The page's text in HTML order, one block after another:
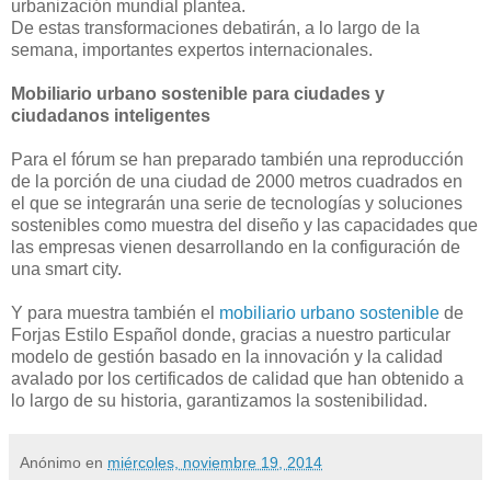
urbanización mundial plantea.
De estas transformaciones debatirán, a lo largo de la
semana, importantes expertos internacionales.
Mobiliario urbano sostenible para ciudades y
ciudadanos inteligentes
Para el fórum se han preparado también una reproducción
de la porción de una ciudad de 2000 metros cuadrados en
el que se integrarán una serie de tecnologías y soluciones
sostenibles como muestra del diseño y las capacidades que
las empresas vienen desarrollando en la configuración de
una smart city.
Y para muestra también el mobiliario urbano sostenible de
Forjas Estilo Español donde, gracias a nuestro particular
modelo de gestión basado en la innovación y la calidad
avalado por los certificados de calidad que han obtenido a
lo largo de su historia, garantizamos la sostenibilidad.
Anónimo en miércoles, noviembre 19, 2014